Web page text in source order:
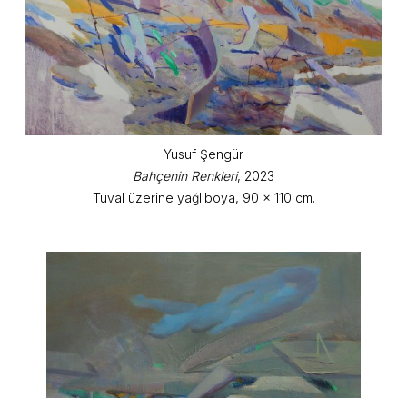
Yusuf Şengür
Bahçenin Renkleri, 2023
Tuval üzerine yağlıboya, 90 x 110 cm.